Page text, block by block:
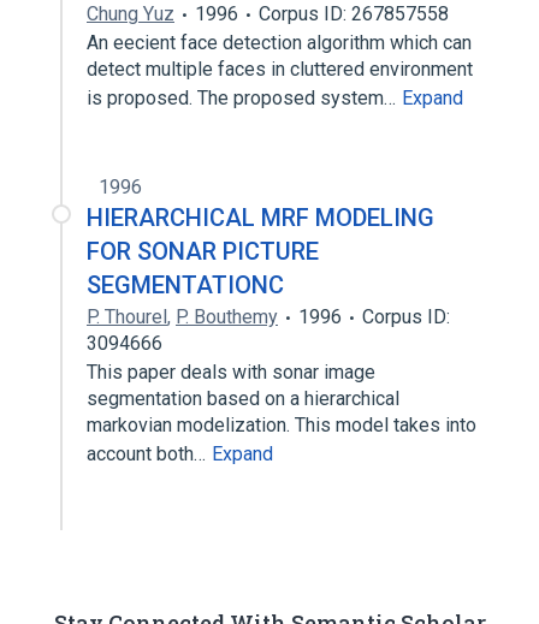
Chung Yuz
1996
Corpus ID: 267857558
An eecient face detection algorithm which can
detect multiple faces in cluttered environment
is proposed. The proposed system… Expand
1996
HIERARCHICAL MRF MODELING
FOR SONAR PICTURE
SEGMENTATIONC
P. Thourel, P. Bouthemy 1996
Corpus ID:
3094666
This paper deals with sonar image
segmentation based on a hierarchical
markovian modelization. This model takes into
account both… Expand